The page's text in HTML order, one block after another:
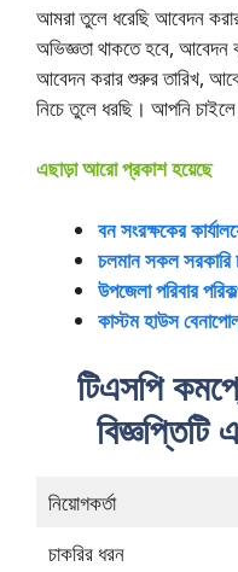
আমরা তুলে ধরেছি আবেদন
অভিজ্ঞতা থাকতে হবে,
আবেদন করার শুরুর তারিখ,
নিচে তুলে ধরছি। আপনি
এছাড়া আরো প্রকাশ হয়েছে
বন সংরক্ষকের
চলমান সকল সরকারি
উপজেলা পরিবার
কাস্টম হাউস
টিএসপি
নিয়োগকর্তা
চাকরির ধরন